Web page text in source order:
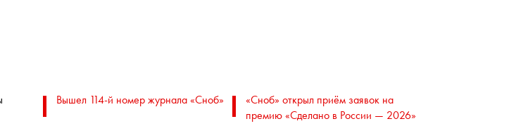
Вышел 114-й номер журнала «Сноб»
«Сноб» открыл приём заявок на
премию «Сделано в России — 2026»